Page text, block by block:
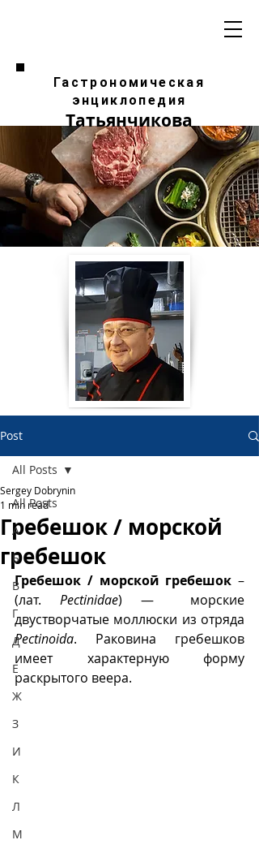
Гастрономическая
энциклопедия
Татьянчикова
Post
All Posts
А
Б
В
Г
Д
Е
Ж
З
И
К
Л
М
All Posts
Гребешок / морской
гребешок
Sergey Dobrynin
1 min read
Гребешок / морской гребешок –
(лат. Pectinidae) —  морские
Pectinoida. Раковина гребешков
имеет характерную форму
раскрытого веера.